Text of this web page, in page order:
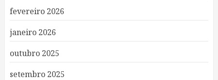
fevereiro 2026
janeiro 2026
outubro 2025
setembro 2025